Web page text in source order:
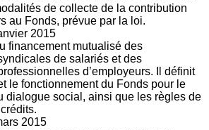
de collecte de la contribution
au Fonds, prévue par la loi.
2015
financement mutualisé des
de salariés et des
d’employeurs. Il définit
le fonctionnement du Fonds pour le
dialogue social, ainsi que les règles de
2015